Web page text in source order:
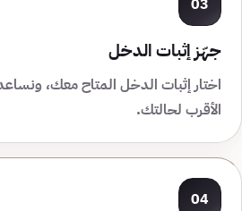
03
جهّز إثبات الدخل
اختار إثبات الدخل المتاح معك،
الأقرب لحالتك.
04